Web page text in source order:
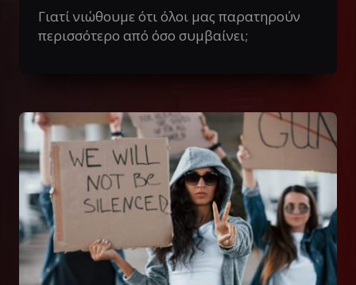
Γιατί νιώθουμε ότι όλοι μας παρατηρούν
περισσότερο από όσο συμβαίνει;